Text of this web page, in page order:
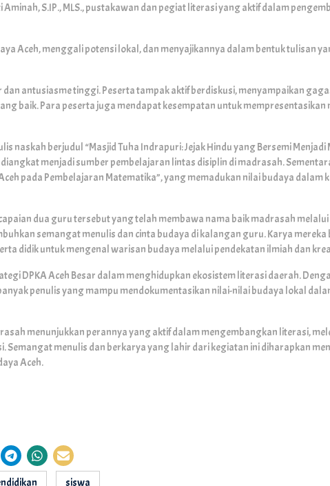
S.IP., MLS., pustakawan dan pegiat literasi yang aktif dalam
Aceh, menggali potensi lokal, dan menyajikannya dalam bentuk tulisan
antusiasme tinggi. Peserta tampak aktif berdiskusi, menyampaikan
baik. Para peserta juga mendapat kesempatan untuk
naskah berjudul “Masjid Tuha Indrapuri: Jejak Hindu yang Bersemi
menjadi sumber pembelajaran lintas disiplin di madrasah.
pada Pembelajaran Matematika”, yang memadukan nilai budaya dalam
dua guru tersebut yang telah membawa nama baik madrasah
semangat menulis dan cinta budaya di kalangan guru. Karya mereka
didik untuk mengenal warisan budaya melalui pendekatan ilmiah dan
DPKA Aceh Besar dalam menghidupkan ekosistem literasi daerah.
penulis yang mampu mendokumentasikan nilai-nilai budaya lokal
menunjukkan perannya yang aktif dalam mengembangkan literasi,
menulis dan berkarya yang lahir dari kegiatan ini diharapkan
Aceh.
siswa